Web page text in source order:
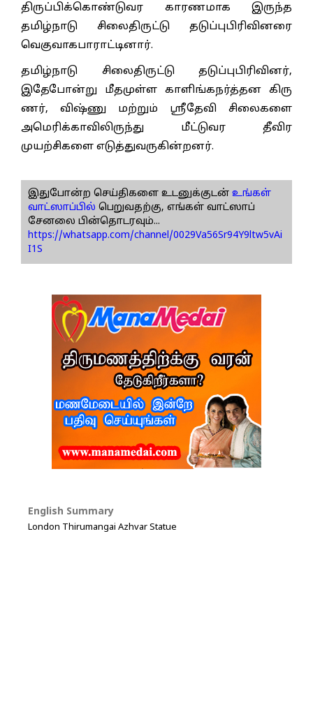
திருப்பிக்கொண்டுவர காரணமாக இருந்த
தமிழ்நாடு சிலைதிருட்டு தடுப்புபிரிவினரை
வெகுவாகபாராட்டினார்.
தமிழ்நாடு சிலைதிருட்டு தடுப்புபிரிவினர்,
இதேபோன்று மீதமுள்ள காளிங்கநர்த்தன கிரு
ணர், விஷ்ணு மற்றும் ஸ்ரீதேவி சிலைகளை
அமெரிக்காவிலிருந்து மீட்டுவர தீவிர
முயற்சிகளை எடுத்துவருகின்றனர்.
இதுபோன்ற செய்திகளை உடனுக்குடன் உங்கள்
வாட்ஸாப்பில் பெறுவதற்கு, எங்கள் வாட்ஸாப்
சேனலை பின்தொடரவும்...
https://whatsapp.com/channel/0029Va56Sr94Y9ltw5vAi
I1S
English Summary
London Thirumangai Azhvar Statue